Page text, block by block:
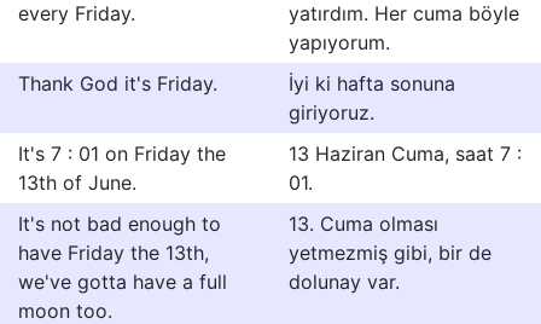
every Friday.
yatırdım. Her cuma böyle
yapıyorum.
Thank God it's Friday.
İyi ki hafta sonuna
giriyoruz.
It's 7 : 01 on Friday the
13th of June.
13 Haziran Cuma, saat 7 :
01.
It's not bad enough to
have Friday the 13th,
we've gotta have a full
moon too.
13. Cuma olması
yetmezmiş gibi, bir de
dolunay var.